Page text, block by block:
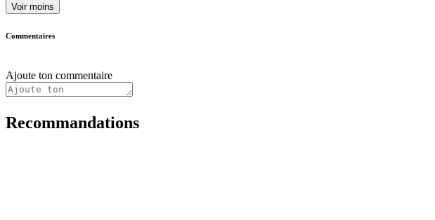
Voir moins
Commentaires
Ajoute ton commentaire
Recommandations